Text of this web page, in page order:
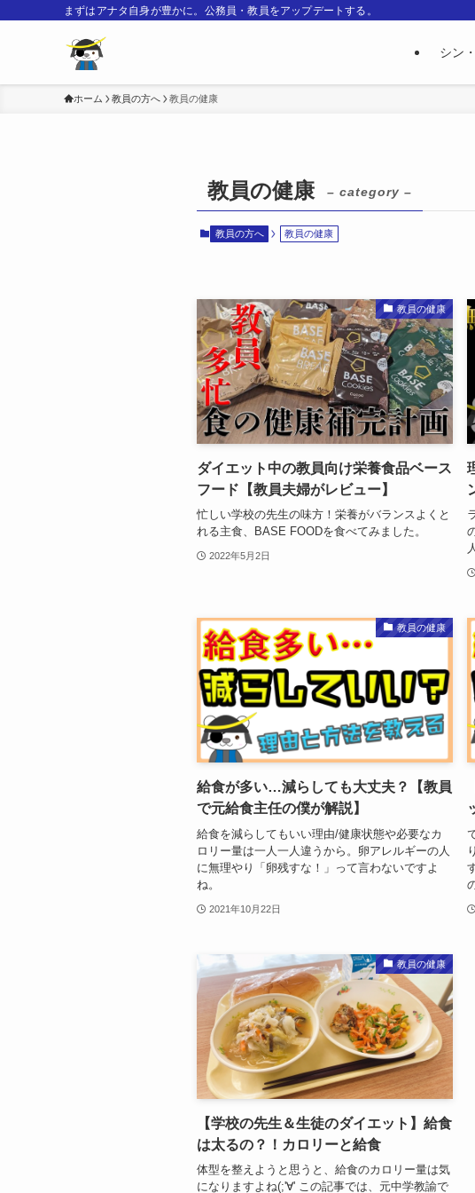
まずはアナタ自身が豊かに。公務員・教員をアップデートする。
シン
ホーム 教員の方へ 教員の健康
教員の健康 – category –
教員の方へ 教員の健康
教員の健康
ダイエット中の教員向け栄養食品ベース
フード【教員夫婦がレビュー】
忙しい学校の先生の味方！栄養がバランスよくと
れる主食、BASE FOODを食べてみました。
2022年5月2日
教員の健康
給食が多い…減らしても大丈夫？【教員
で元給食主任の僕が解説】
給食を減らしてもいい理由/健康状態や必要なカ
ロリー量は一人一人違うから。卵アレルギーの人
に無理やり「卵残すな！」って言わないですよ
ね。
2021年10月22日
教員の健康
【学校の先生＆生徒のダイエット】給食
は太るの？！カロリーと給食
体型を整えようと思うと、給食のカロリー量は気
になりますよね(;'∀' この記事では、元中学教諭で